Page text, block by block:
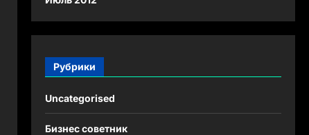
Рубрики
Uncategorised
Бизнес советник